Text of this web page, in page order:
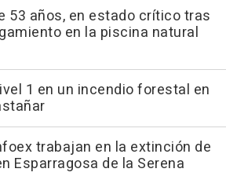
53 años, en estado crítico tras
en la piscina natural
1 en un incendio forestal en
trabajan en la extinción de
Esparragosa de la Serena